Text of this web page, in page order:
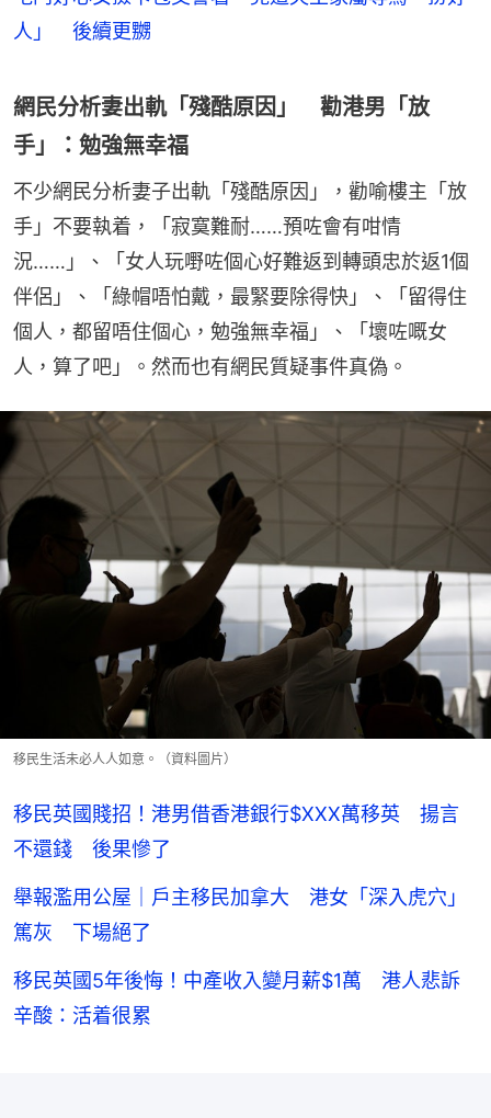
人」 後續更嬲
網民分析妻出軌「殘酷原因」 勸港男「放
手」：勉強無幸福
不少網民分析妻子出軌「殘酷原因」，勸喻樓主「放
手」不要執着，「寂寞難耐……預咗會有咁情
況……」、「女人玩嘢咗個心好難返到轉頭忠於返1個
伴侶」、「綠帽唔怕戴，最緊要除得快」、「留得住
個人，都留唔住個心，勉強無幸福」、「壞咗嘅女
人，算了吧」。然而也有網民質疑事件真偽。
移民生活未必人人如意。（資料圖片）
移民英國賤招！港男借香港銀行$XXX萬移英 揚言
不還錢 後果慘了
舉報濫用公屋｜戶主移民加拿大 港女「深入虎穴」
篤灰 下場絕了
移民英國5年後悔！中產收入變月薪$1萬 港人悲訴
辛酸：活着很累